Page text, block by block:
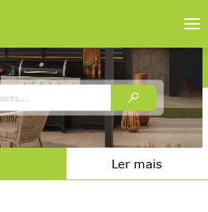
Ler mais